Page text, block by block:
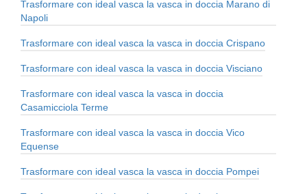
Trasformare con ideal vasca la vasca in doccia Marano di
Napoli
Trasformare con ideal vasca la vasca in doccia Crispano
Trasformare con ideal vasca la vasca in doccia Visciano
Trasformare con ideal vasca la vasca in doccia
Casamicciola Terme
Trasformare con ideal vasca la vasca in doccia Vico
Equense
Trasformare con ideal vasca la vasca in doccia Pompei